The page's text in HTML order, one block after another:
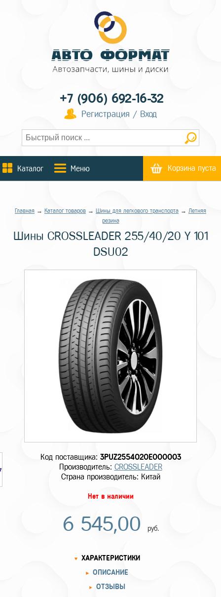
+7 (906) 692-16-32
Регистрация / Вход
Каталог Меню Корзина пуста
Главная → Каталог товаров → Шины для легкового транспорта → Летняя
резина
Шины CROSSLEADER 255/40/20 Y 101
DSU02
Код поставщика: 3PUZ2554020E000003
Производитель: CROSSLEADER
Страна производитель: Китай
Нет в наличии
6 545,00 руб.